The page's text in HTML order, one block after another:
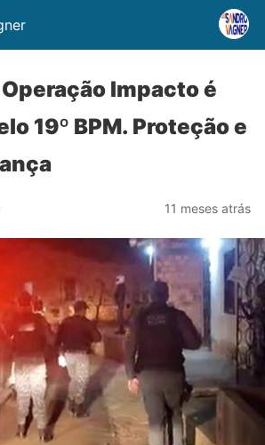
Impacto é
19º BPM. Proteção e
11 meses atrás